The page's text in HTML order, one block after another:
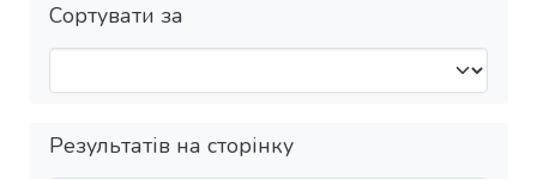
Сортувати за
Результатів на сторінку